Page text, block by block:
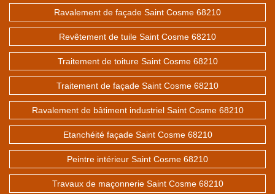
Ravalement de façade Saint Cosme 68210
Revêtement de tuile Saint Cosme 68210
Traitement de toiture Saint Cosme 68210
Traitement de façade Saint Cosme 68210
Ravalement de bâtiment industriel Saint Cosme 68210
Etanchéité façade Saint Cosme 68210
Peintre intérieur Saint Cosme 68210
Travaux de maçonnerie Saint Cosme 68210